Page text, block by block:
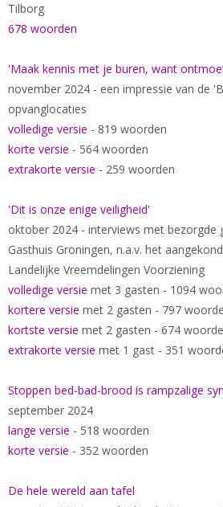
Tilborg
678 woorden
'Maak kennis met je buren, want
november 2024 - een impressie van de
opvanglocaties
volledige versie - 819 woorden
korte versie - 564 woorden
extrakorte versie - 259 woorden
'Dit is onze enige veiligheid'
oktober 2024 - interviews met bezorgde
Gasthuis Groningen, n.a.v. het
Landelijke Vreemdelingen Voorziening
volledige versie met 3 gasten - 1094
kortere versie met 2 gasten - 797
kortste versie met 2 gasten - 674
extrakorte versie met 1 gast - 351
Stoppen bed-bad-brood is rampzalige
september 2024
lange versie - 518 woorden
korte versie - 352 woorden
De hele wereld aan tafel